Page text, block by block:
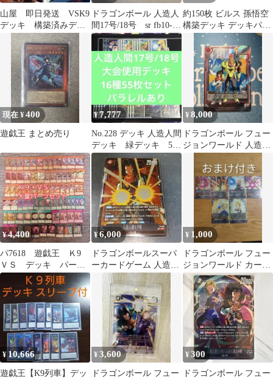
山屋 即日発送 VSK9
デッキ 構築済みデッ
キ スリーブ付き
ドラゴンボール 人造人
間17号/18号 sr fb10-
102
約150枚 ビルス 孫悟空
構築デッキ デッキパー
ツ フュージョンワール
現在 ¥400
遊戯王 まとめ売り
¥7,777
No.228 デッキ 人造人間
デッキ 緑デッキ 55
枚
¥8,000
ドラゴンボール フュー
ジョンワールド 人造人
¥4,400
パ7618 遊戯王 Ｋ9
ＶＳ デッキ パー
ツ ヴァンキッシュソ
ウル
¥6,000
ドラゴンボールスーパ
ーカードゲーム 人造人
間17号 PR トレカ
promo
¥ 1,000
ドラゴンボール フュー
ジョンワールド カード
セット おまけ付き
¥ 10,666
遊戯王【K9列車】デッ
¥3,600
ドラゴンボール フュー
¥300
ドラゴンボール フュー